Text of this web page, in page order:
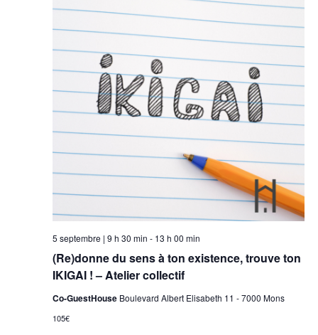
(Re)donne du sens à ton existence, trouve ton
IKIGAI ! – Atelier collectif
5 septembre | 9 h 30 min - 13 h 00 min
Co-GuestHouse Boulevard Albert Elisabeth 11 - 7000 Mons
105€